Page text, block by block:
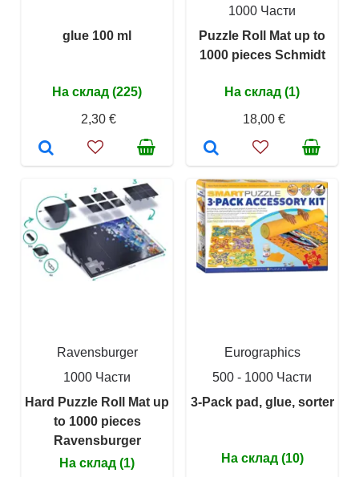
glue 100 ml
На склад (225)
2,30 €
1000 Части
Puzzle Roll Mat up to
1000 pieces Schmidt
На склад (1)
18,00 €
Ravensburger
1000 Части
Hard Puzzle Roll Mat up
to 1000 pieces
Ravensburger
На склад (1)
Eurographics
500 - 1000 Части
3-Pack pad, glue, sorter
На склад (10)